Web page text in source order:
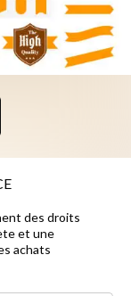
des droits
et une
achats